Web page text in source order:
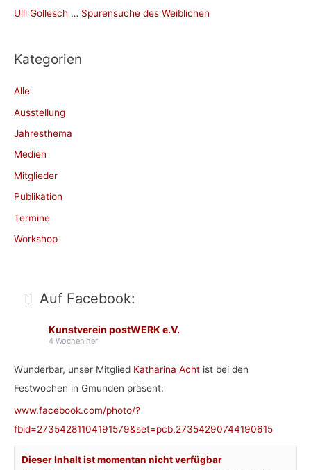
Ulli Gollesch … Spurensuche des Weiblichen
Kategorien
Alle
Ausstellung
Jahresthema
Medien
Mitglieder
Publikation
Termine
Workshop
Auf Facebook:
Kunstverein postWERK e.V.
4 Wochen her
Wunderbar, unser Mitglied Katharina Acht ist bei den
Festwochen in Gmunden präsent:
www.facebook.com/photo/?
fbid=27354281104191579&set=pcb.27354290744190615
Dieser Inhalt ist momentan nicht verfügbar